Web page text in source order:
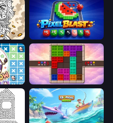
Color Tap: Coloring by Numbers Pixel Blast
Color Cube Puzzle